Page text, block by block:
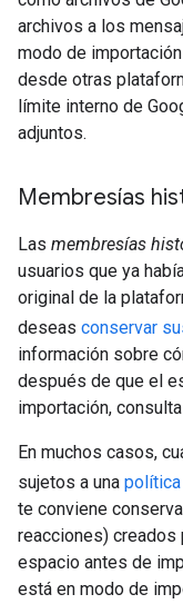
archivos a los
modo de
desde otras
límite interno de
adjuntos.
Membresías
Las membresías
usuarios que ya
original de la
deseas conservar
información sobre
después de que el
importación, consulta
En muchos casos,
sujetos a una
te conviene
reacciones)
espacio antes de
está en modo de